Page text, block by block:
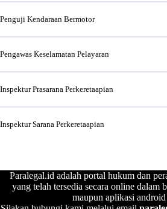
Penguji Kendaraan Bermotor
Pengawas Keselamatan Pelayaran
Inspektur Prasarana Perkeretaapian
Inspektur Sarana Perkeretaapian
Paralegal.id adalah portal hukum dan
yang telah tersedia secara online dalam
maupun aplikasi android